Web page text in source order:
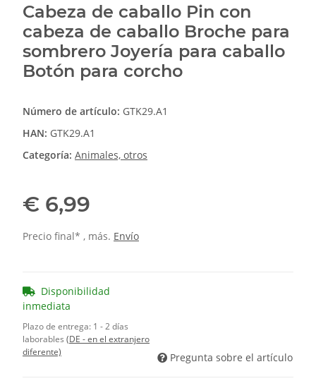
Cabeza de caballo Pin con
cabeza de caballo Broche para
sombrero Joyería para caballo
Botón para corcho
Número de artículo: GTK29.A1
HAN: GTK29.A1
Categoría: Animales, otros
€ 6,99
Precio final* , más. Envío
Disponibilidad
inmediata
Plazo de entrega: 1 - 2 días
laborables (DE - en el extranjero
diferente)
Pregunta sobre el artículo